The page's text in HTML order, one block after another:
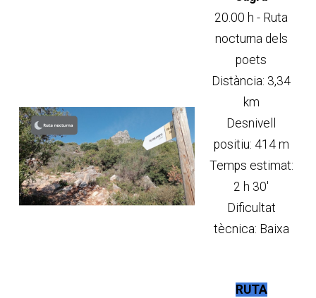
20.00 h - Ruta
nocturna dels
poets
Distància: 3,34
km
Desnivell
positiu: 414 m
Temps estimat:
2 h 30'
Dificultat
tècnica: Baixa
RUTA